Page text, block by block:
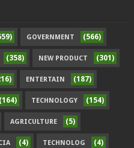
GOVERNMENT (566)
(358) NEW PRODUCT (301)
ENTERTAIN (187)
(164) TECHNOLOGY (154)
AGRICULTURE (5)
(4) TECHNOLOG (4)